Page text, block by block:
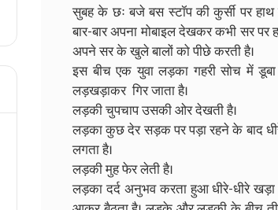
सुबह के छः बजे बस स्टॉप की कुर्सी पर
बार-बार अपना मोबाइल देखकर कभी सर
अपने सर के खुले बालों को पीछे करती है।
इस बीच एक युवा लड़का गहरी सोच में
लड़खड़ाकर गिर जाता है।
लड़की चुपचाप उसकी ओर देखती है।
लड़का कुछ देर सड़क पर पड़ा रहने के बाद
लगता है।
लड़की मुह फेर लेती है।
लड़का दर्द अनुभव करता हुआ धीरे-धीरे